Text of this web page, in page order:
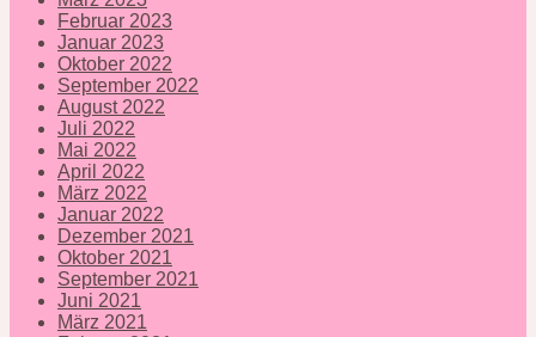
Februar 2023
Januar 2023
Oktober 2022
September 2022
August 2022
Juli 2022
Mai 2022
April 2022
März 2022
Januar 2022
Dezember 2021
Oktober 2021
September 2021
Juni 2021
März 2021